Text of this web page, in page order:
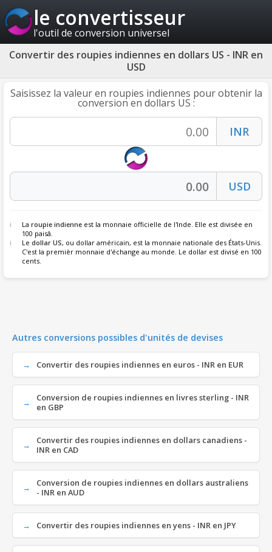
le convertisseur
l'outil de conversion universel
Convertir des roupies indiennes en dollars US - INR en
USD
Saisissez la valeur en roupies indiennes pour obtenir la
conversion en dollars US :
La roupie indienne est la monnaie officielle de l'Inde. Elle est divisée en
100 paisâ.
Le dollar US, ou dollar américain, est la monnaie nationale des États-Unis.
C'est la premièr monnaie d'échange au monde. Le dollar est divisé en 100
cents.
Autres conversions possibles d'unités de devises
Convertir des roupies indiennes en euros - INR en EUR
Conversion de roupies indiennes en livres sterling - INR
en GBP
Convertir des roupies indiennes en dollars canadiens -
INR en CAD
Conversion de roupies indiennes en dollars australiens
- INR en AUD
Convertir des roupies indiennes en yens - INR en JPY